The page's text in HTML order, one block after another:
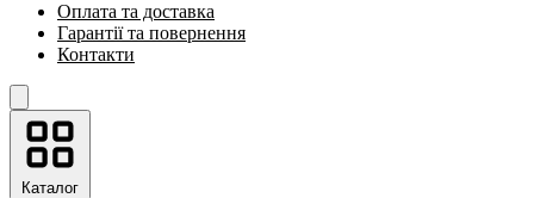
Оплата та доставка
Гарантії та повернення
Контакти
Каталог